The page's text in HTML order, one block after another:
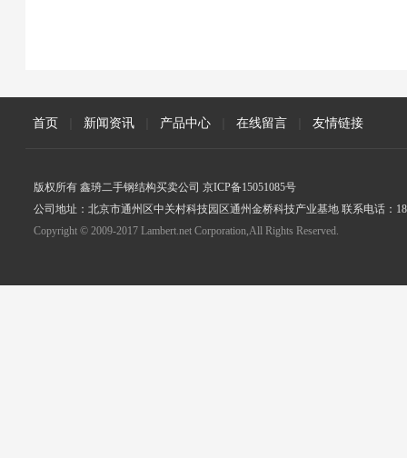
首页 新闻资讯 产品中心 在线留言 友情链接
版权所有 鑫珘二手钢结构买卖公司 京ICP备15051085号
公司地址：北京市通州区中关村科技园区通州金桥科技产业基地 联系电话：
Copyright © 2009-2017 Lambert.net Corporation,All Rights Reserved.